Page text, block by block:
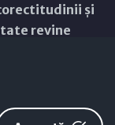
și
revine